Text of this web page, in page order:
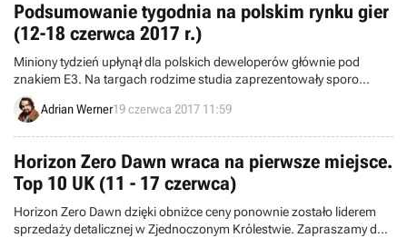
Podsumowanie tygodnia na polskim rynku gier
(12-18 czerwca 2017 r.)
Miniony tydzień upłynął dla polskich deweloperów głównie pod
znakiem E3. Na targach rodzime studia zaprezentowały sporo
świeżych materiałów wideo z nadchodzących projektów, takich jak
Observer, Agony, Ruiner czy Mosh Pit Simulator. Poza tym CDP
Adrian Werner19 czerwca 2017 11:59
Horizon Zero Dawn wraca na pierwsze miejsce.
Top 10 UK (11 - 17 czerwca)
Horizon Zero Dawn dzięki obniżce ceny ponownie zostało liderem
sprzedaży detalicznej w Zjednoczonym Królestwie. Zapraszamy do